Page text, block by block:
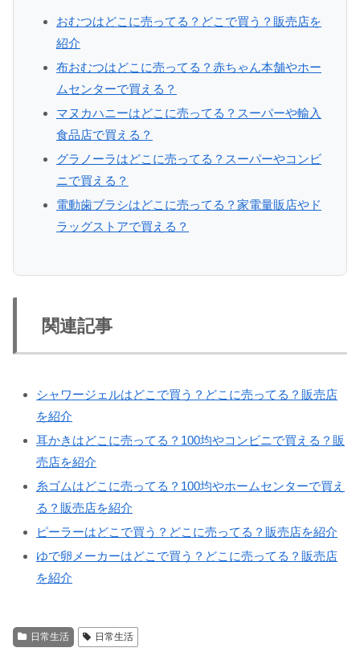
おむつはどこに売ってる？どこで買う？販売店を
紹介
布おむつはどこに売ってる？赤ちゃん本舗やホー
ムセンターで買える？
マヌカハニーはどこに売ってる？スーパーや輸入
食品店で買える？
グラノーラはどこに売ってる？スーパーやコンビ
ニで買える？
電動歯ブラシはどこに売ってる？家電量販店やド
ラッグストアで買える？
関連記事
シャワージェルはどこで買う？どこに売ってる？販売店
を紹介
耳かきはどこに売ってる？100均やコンビニで買える？販
売店を紹介
糸ゴムはどこに売ってる？100均やホームセンターで買え
る？販売店を紹介
ピーラーはどこで買う？どこに売ってる？販売店を紹介
ゆで卵メーカーはどこで買う？どこに売ってる？販売店
を紹介
日常生活 日常生活